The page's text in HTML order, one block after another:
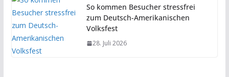
So kommen Besucher stressfrei
zum Deutsch-Amerikanischen
Volksfest
28. Juli 2026